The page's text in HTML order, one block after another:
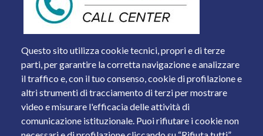
Questo sito utilizza cookie tecnici, propri e di terze
parti, per garantire la corretta navigazione e analizzare
il traffico e, con il tuo consenso, cookie di profilazione e
altri strumenti di tracciamento di terzi per mostrare
video e misurare l'efficacia delle attività di
comunicazione istituzionale. Puoi rifiutare i cookie non